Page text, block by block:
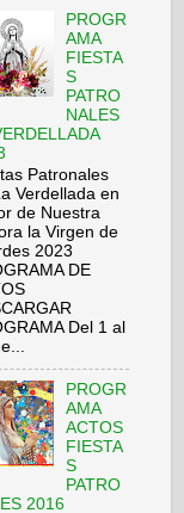
PROGR
AMA
FIESTA
S
PATRO
NALES
Patronales
Verdellada en
de Nuestra
la Virgen de
2023
DE
Del 1 al
PROGR
AMA
ACTOS
FIESTA
S
PATRO
2016